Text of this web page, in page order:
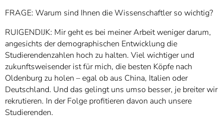
FRAGE: Warum sind Ihnen die Wissenschaftler so wichtig?
RUIGENDIJK: Mir geht es bei meiner Arbeit weniger darum,
angesichts der demographischen Entwicklung die
Studierendenzahlen hoch zu halten. Viel wichtiger und
zukunftsweisender ist für mich, die besten Köpfe nach
Oldenburg zu holen – egal ob aus China, Italien oder
Deutschland. Und das gelingt uns umso besser, je breiter wir
rekrutieren. In der Folge profitieren davon auch unsere
Studierenden.